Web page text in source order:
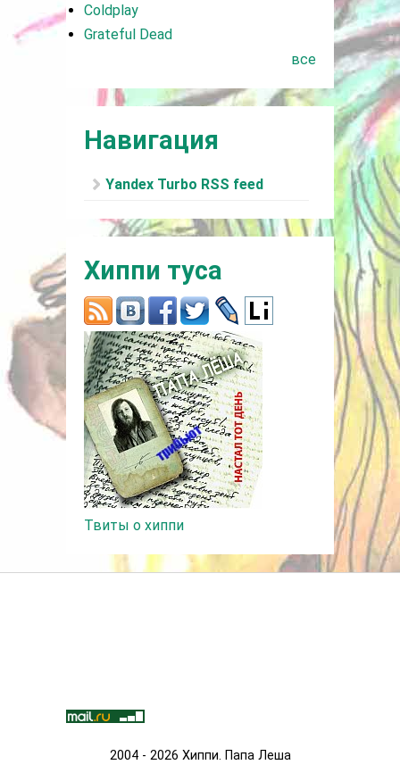
Coldplay
Grateful Dead
все
Навигация
Yandex Turbo RSS feed
Хиппи туса
Твиты о хиппи
2004 - 2026 Хиппи. Папа Леша